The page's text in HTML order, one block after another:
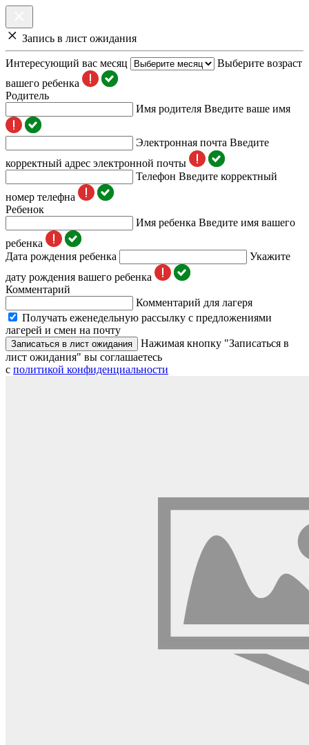
Запись в лист ожидания
Интересующий вас месяц
Выберите возраст
вашего ребенка
Родитель
Имя родителя Введите ваше имя
Электронная почта Введите
корректный адрес электронной почты
Телефон Введите корректный
номер телефна
Ребенок
Имя ребенка Введите имя вашего
ребенка
Дата рождения ребенка
Укажите
дату рождения вашего ребенка
Комментарий
Комментарий для лагеря
Получать еженедельную рассылку с предложениями
лагерей и смен на почту
Записаться в лист ожидания
Нажимая кнопку "Записаться в
лист ожидания" вы соглашаетесь
с политикой конфиденциальности